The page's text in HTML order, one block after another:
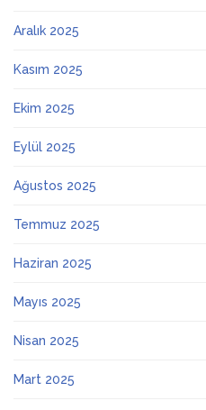
Aralık 2025
Kasım 2025
Ekim 2025
Eylül 2025
Ağustos 2025
Temmuz 2025
Haziran 2025
Mayıs 2025
Nisan 2025
Mart 2025